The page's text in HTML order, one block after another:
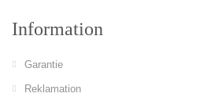
Information
Garantie
Reklamation